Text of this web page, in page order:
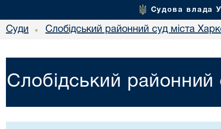
Судова влада
Суди • Слобідський районний суд міста
Слобідський районний